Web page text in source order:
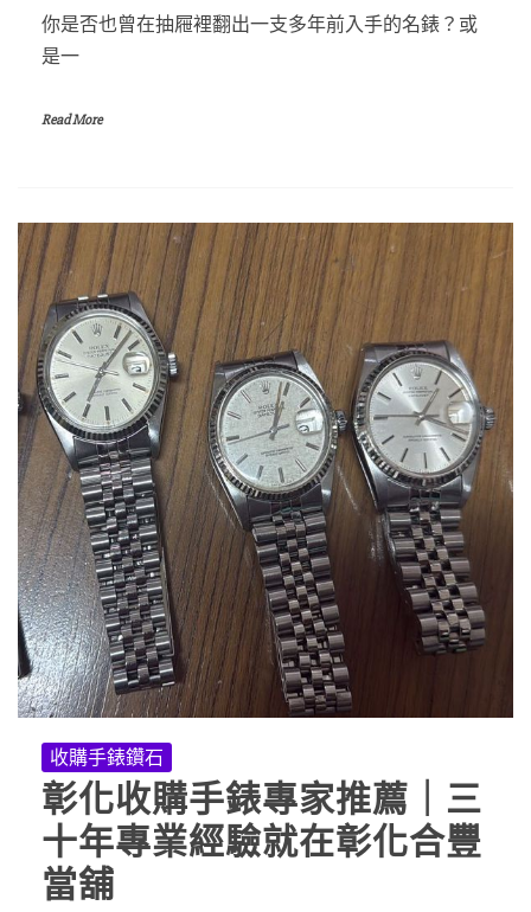
你是否也曾在抽屜裡翻出一支多年前入手的名錶？或
是一
Read More
收購手錶鑽石
彰化收購手錶專家推薦｜三
十年專業經驗就在彰化合豐
當舖